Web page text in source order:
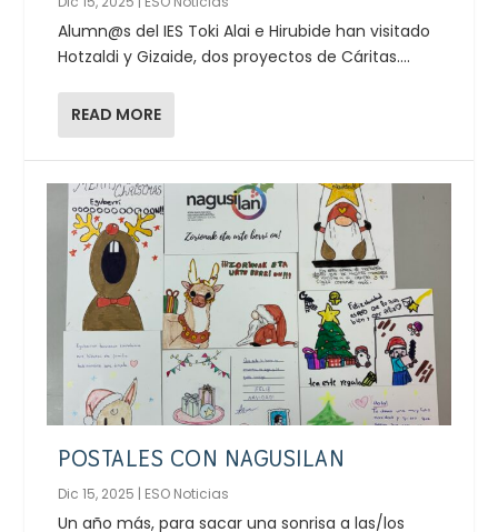
Alumn@s del IES Toki Alai e Hirubide han visitado
Hotzaldi y Gizaide, dos proyectos de Cáritas....
READ MORE
POSTALES CON NAGUSILAN
Dic 15, 2025 | ESO Noticias
Un año más, para sacar una sonrisa a las/los